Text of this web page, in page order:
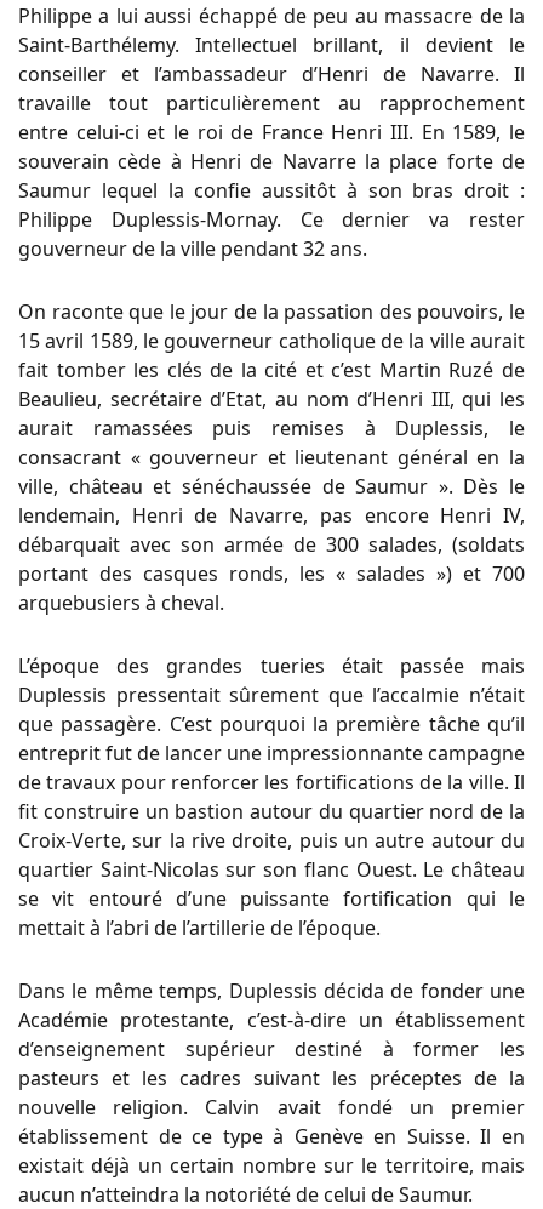
Philippe a lui aussi échappé de peu au massacre de la
Saint-Barthélemy. Intellectuel brillant, il devient le
conseiller et l’ambassadeur d’Henri de Navarre. Il
travaille tout particulièrement au rapprochement
entre celui-ci et le roi de France Henri III. En 1589, le
souverain cède à Henri de Navarre la place forte de
Saumur lequel la confie aussitôt à son bras droit :
Philippe Duplessis-Mornay. Ce dernier va rester
gouverneur de la ville pendant 32 ans.
On raconte que le jour de la passation des pouvoirs, le
15 avril 1589, le gouverneur catholique de la ville aurait
fait tomber les clés de la cité et c’est Martin Ruzé de
Beaulieu, secrétaire d’Etat, au nom d’Henri III, qui les
aurait ramassées puis remises à Duplessis, le
consacrant « gouverneur et lieutenant général en la
ville, château et sénéchaussée de Saumur ». Dès le
lendemain, Henri de Navarre, pas encore Henri IV,
débarquait avec son armée de 300 salades, (soldats
portant des casques ronds, les « salades ») et 700
arquebusiers à cheval.
L’époque des grandes tueries était passée mais
Duplessis pressentait sûrement que l’accalmie n’était
que passagère. C’est pourquoi la première tâche qu’il
entreprit fut de lancer une impressionnante campagne
de travaux pour renforcer les fortifications de la ville. Il
fit construire un bastion autour du quartier nord de la
Croix-Verte, sur la rive droite, puis un autre autour du
quartier Saint-Nicolas sur son flanc Ouest. Le château
se vit entouré d’une puissante fortification qui le
mettait à l’abri de l’artillerie de l’époque.
Dans le même temps, Duplessis décida de fonder une
Académie protestante, c’est-à-dire un établissement
d’enseignement supérieur destiné à former les
pasteurs et les cadres suivant les préceptes de la
nouvelle religion. Calvin avait fondé un premier
établissement de ce type à Genève en Suisse. Il en
existait déjà un certain nombre sur le territoire, mais
aucun n’atteindra la notoriété de celui de Saumur.